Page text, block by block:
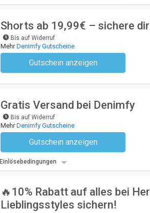
Shorts ab 19,99€ – sichere
Bis auf Widerruf
MehrDenimfy Gutscheine
Gutschein anzeigen
Kein Code notwendig
Gratis Versand bei Denimfy
Bis auf Widerruf
MehrDenimfy Gutscheine
Gutschein anzeigen
Kein Code notwendig
Einlösebedingungen
🔥10% Rabatt auf alles bei
Lieblingsstyles sichern!